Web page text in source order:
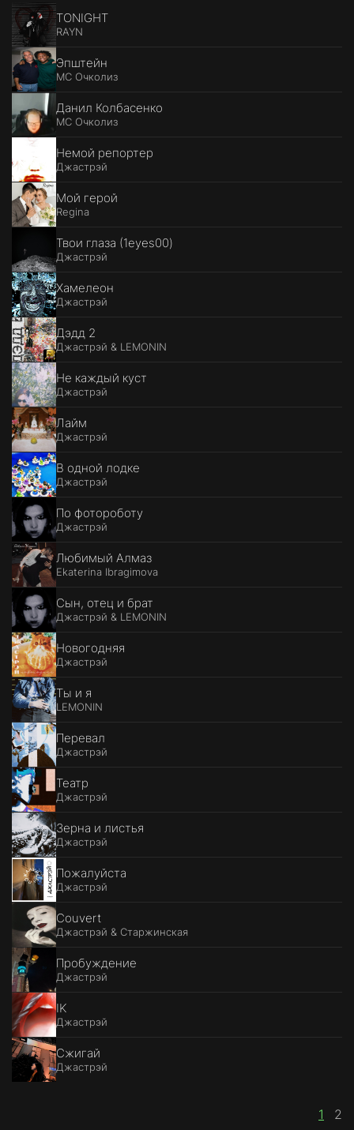
TONIGHT
RAYN
Эпштейн
MC Очколиз
Данил Колбасенко
MC Очколиз
Немой репортер
Джастрэй
Мой герой
Regina
Твои глаза (1eyes00)
Джастрэй
Хамелеон
Джастрэй
Дэдд 2
Джастрэй & LEMONIN
Не каждый куст
Джастрэй
Лайм
Джастрэй
В одной лодке
Джастрэй
По фотороботу
Джастрэй
Любимый Алмаз
Ekaterina Ibragimova
Сын, отец и брат
Джастрэй & LEMONIN
Новогодняя
Джастрэй
Ты и я
LEMONIN
Перевал
Джастрэй
Театр
Джастрэй
Зерна и листья
Джастрэй
Пожалуйста
Джастрэй
Couvert
Джастрэй & Старжинская
Пробуждение
Джастрэй
IK
Джастрэй
Сжигай
Джастрэй
1 2